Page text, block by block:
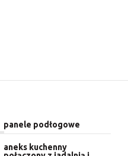
panele podłogowe
aneks kuchenny